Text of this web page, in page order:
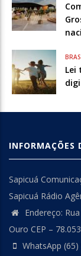
Lei
INFORMAÇÕES
Sapicuá
Sapicuá Rádio
Endereço:
Ouro CEP –
WhatsApp